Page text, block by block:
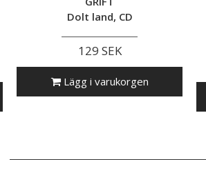
Dolt land, CD
129 SEK
Lägg i varukorgen